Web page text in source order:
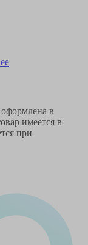
оформлена в
имеется в
при